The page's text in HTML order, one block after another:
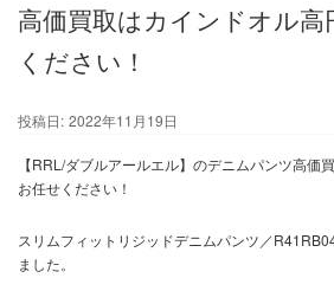
高価買取はカインドオル高
ください！
投稿日: 2022年11月19日
【RRL/ダブルアールエル】のデニムパンツ高価
お任せください！
スリムフィットリジッドデニムパンツ／
ました。